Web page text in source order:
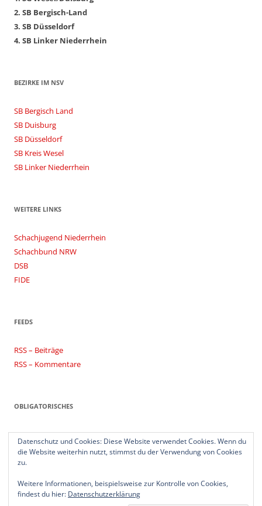
2. SB Bergisch-Land
3. SB Düsseldorf
4. SB Linker Niederrhein
BEZIRKE IM NSV
SB Bergisch Land
SB Duisburg
SB Düsseldorf
SB Kreis Wesel
SB Linker Niederrhein
WEITERE LINKS
Schachjugend Niederrhein
Schachbund NRW
DSB
FIDE
FEEDS
RSS – Beiträge
RSS – Kommentare
OBLIGATORISCHES
Impressum
Datenschutzerklärung
Datenschutz und Cookies: Diese Website verwendet Cookies. Wenn du
die Website weiterhin nutzt, stimmst du der Verwendung von Cookies
zu.
Weitere Informationen, beispielsweise zur Kontrolle von Cookies,
findest du hier: Datenschutzerklärung